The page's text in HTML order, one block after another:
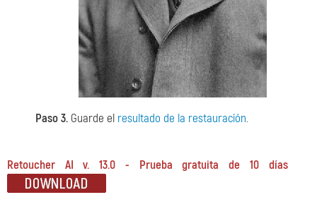
Paso 3. Guarde el resultado de la restauración.
Retoucher AI v. 13.0 - Prueba gratuita de 10 días